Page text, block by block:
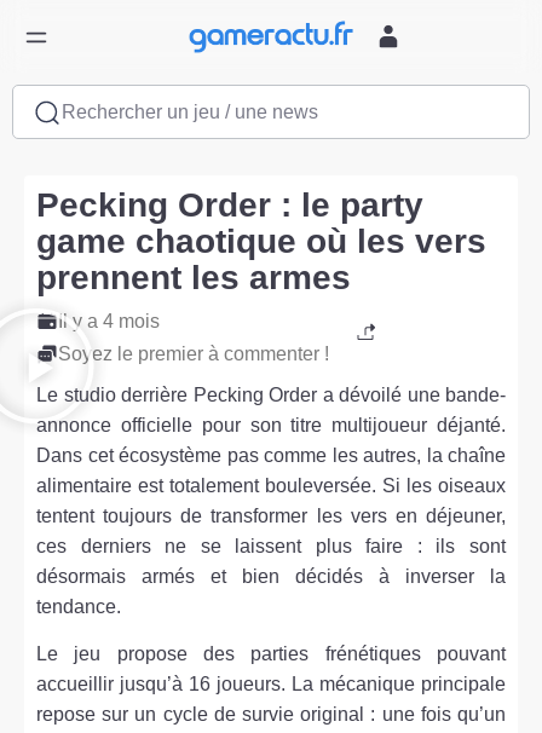
Rechercher un jeu / une news
Pecking Order : le party
game chaotique où les vers
prennent les armes
Il y a 4 mois
Soyez le premier à commenter !
Le studio derrière Pecking Order a dévoilé une bande-
annonce officielle pour son titre multijoueur déjanté.
Dans cet écosystème pas comme les autres, la chaîne
alimentaire est totalement bouleversée. Si les oiseaux
tentent toujours de transformer les vers en déjeuner,
ces derniers ne se laissent plus faire : ils sont
désormais armés et bien décidés à inverser la
tendance.
Le jeu propose des parties frénétiques pouvant
accueillir jusqu’à 16 joueurs. La mécanique principale
repose sur un cycle de survie original : une fois qu’un